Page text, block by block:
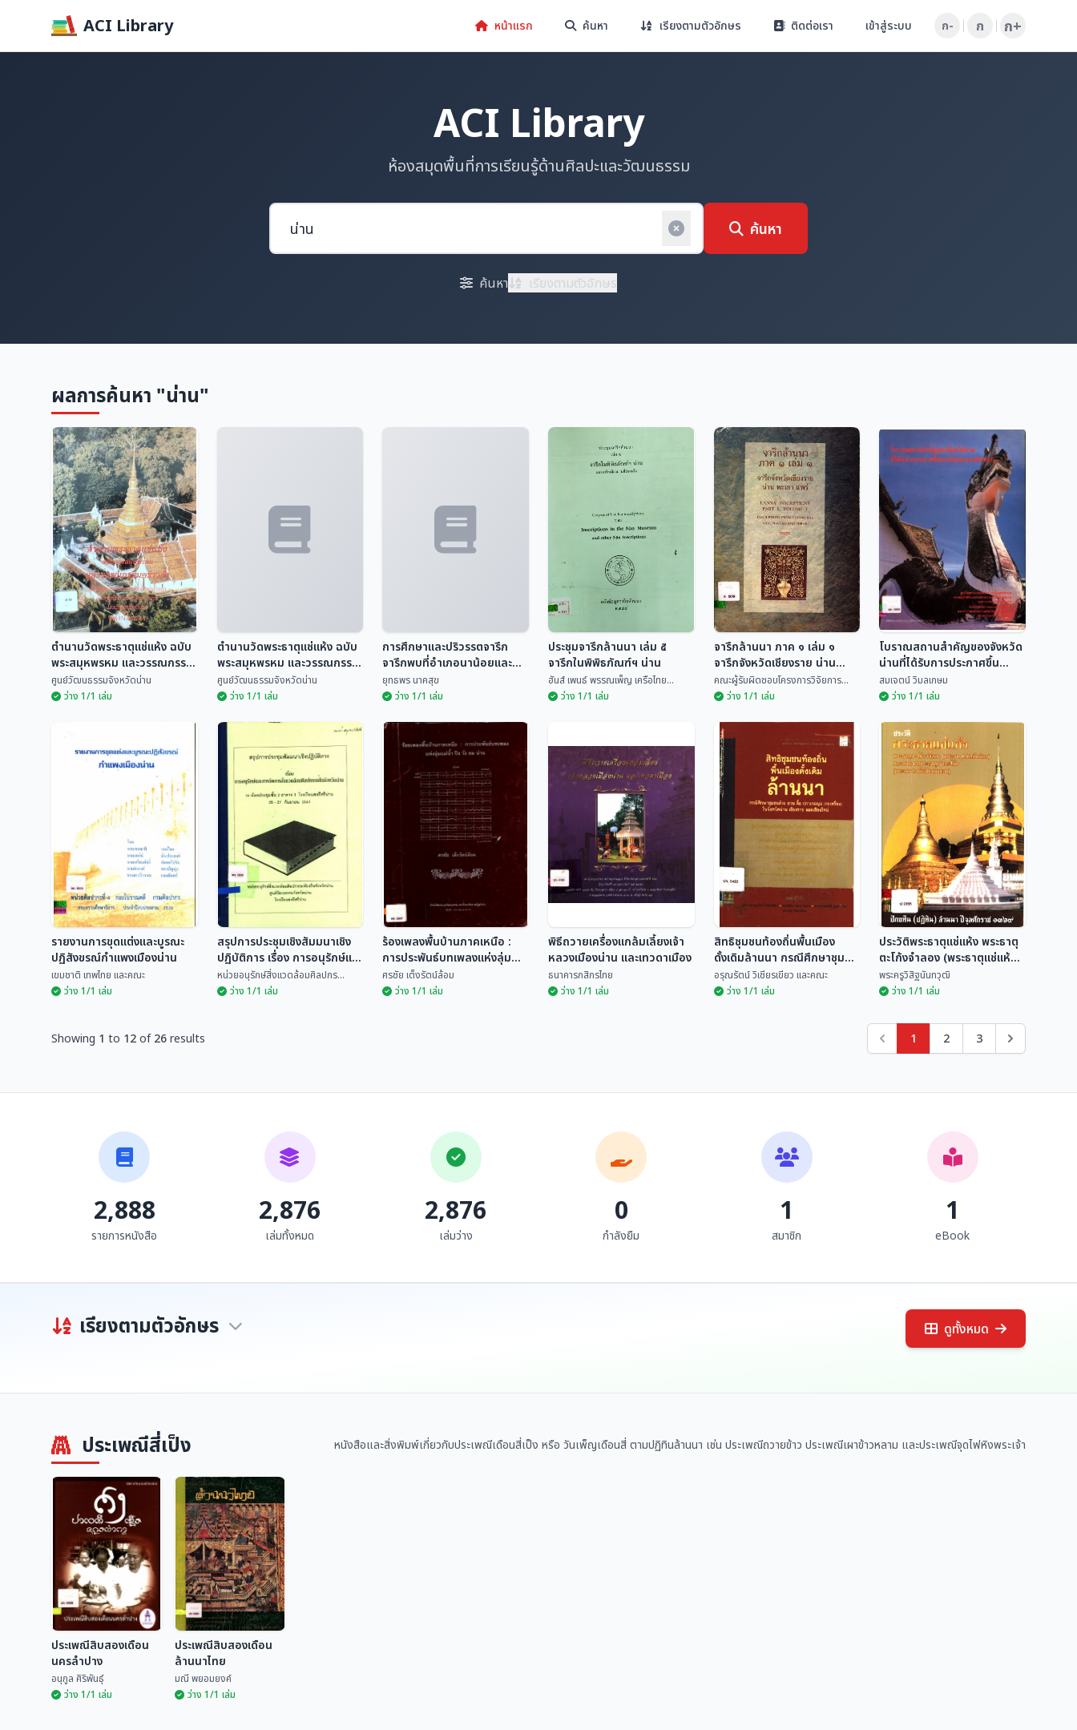
ACI Library หน้าแรก ค้นหา เรียงตามตัวอักษร ติดต่อเรา เข้าสู่ระบบ ก- ก ก+
ACI Library
ห้องสมุดพื้นที่การเรียนรู้ด้านศิลปะและวัฒนธรรม
ค้นหา
ค้นหา เรียงตามตัวอักษร
ผลการค้นหา "น่าน"
ตำนานวัดพระธาตุแช่แห้ง
ฉบับพระสมุหพรหม และ
วรรณกรรมคร่าวฮ่ำ
ศูนย์วัฒนธรรมจังหวัดน่าน
ตำนานวัดพระธาตุแช่แห้ง ฉบับ
พระสมุหพรหม และวรรณกรรม
คร่าวฮ่ำ
ศูนย์วัฒนธรรมจังหวัดน่าน
ว่าง 1/1 เล่ม
ตำนานวัดพระธาตุแช่แห้ง
ฉบับพระสมุหพรหม และ
วรรณกรรมคร่าวฮ่ำ
ศูนย์วัฒนธรรมจังหวัดน่าน
ตำนานวัดพระธาตุแช่แห้ง ฉบับ
พระสมุหพรหม และวรรณกรรม
คร่าวฮ่ำ
ศูนย์วัฒนธรรมจังหวัดน่าน
ว่าง 1/1 เล่ม
การศึกษาและปริวรรต
จารึก จารึกพบที่อำเภอ
นาน้อยและอำเภอนาหมื่น
จังหวัดน่าน
ยุทธพร นาคสุข
การศึกษาและปริวรรตจารึก
จารึกพบที่อำเภอนาน้อยและ
อำเภอนาหมื่น จังหวัดน่าน
ยุทธพร นาคสุข
ว่าง 1/1 เล่ม
ประชุมจารึกล้านนา เล่ม ๕
จารึกในพิพิธภัณฑ์ฯ น่าน
ฮันส์ เพนธ์ พรรณเพ็ญ เครือ
ไทย...
ประชุมจารึกล้านนา เล่ม ๕
จารึกในพิพิธภัณฑ์ฯ น่าน
ฮันส์ เพนธ์ พรรณเพ็ญ เครือไทย...
ว่าง 1/1 เล่ม
จารึกล้านนา ภาค ๑ เล่ม
๑ จารึกจังหวัดเชียงราย
น่าน พะเยา แพร่
คณะผู้รับผิดชอบโครงการวิจัย
การ...
จารึกล้านนา ภาค ๑ เล่ม ๑
จารึกจังหวัดเชียงราย น่าน
พะเยา แพร่
คณะผู้รับผิดชอบโครงการวิจัยการ...
ว่าง 1/1 เล่ม
โบราณสถานสำคัญของ
จังหวัดน่านที่ได้รับการ
ประกาศขึ้นทะเบียนของ
กรมศิลปากร
สมเจตน์ วิมลเกษม
โบราณสถานสำคัญของจังหวัด
น่านที่ได้รับการประกาศขึ้น
ทะเบียนของกรมศิลปากร
สมเจตน์ วิมลเกษม
ว่าง 1/1 เล่ม
บูรณะปฏิสังขรณ์กำแพง
รายงานการขุดแต่งและบูรณะ
ปฏิสังขรณ์กำแพงเมืองน่าน
เขมชาติ เทพไทย และคณะ
ว่าง 1/1 เล่ม
อนุรักษ์และการจัดการสิ่ง
สรุปการประชุมเชิงสัมมนาเชิง
ปฏิบัติการ เรื่อง การอนุรักษ์และ
การจัดการสิ่งแวดล้อม
ศิลปกรรมในจังหวัดน่าน
หน่วยอนุรักษ์สิ่งแวดล้อมศิลปกร...
ว่าง 1/1 เล่ม
เหนือ : การประพันธ์
ร้องเพลงพื้นบ้านภาคเหนือ :
การประพันธ์บทเพลงแห่งลุ่มน้ำ
ปิง วัง ยม น่าน
ศรชัย เต็งรัตน์ล้อม
ว่าง 1/1 เล่ม
เลี้ยงเจ้าหลวงเมืองน่าน
พิธีถวายเครื่องแกล้มเลี้ยงเจ้า
หลวงเมืองน่าน และเทวดาเมือง
ธนาคารกสิกรไทย
ว่าง 1/1 เล่ม
เมืองดั้งเดิมล้านนา กรณี
จังหวัดน่าน เชียงราย และ
เชียงใหม่
สิทธิชุมชนท้องถิ่นพื้นเมือง
ดั้งเดิมล้านนา กรณีศึกษาชุมชน
ลัวะ ยวน ลื้อ ปกาเกอญอ
(กะเหรี่ยง) ในจังหวัดน่าน
อรุณรัตน์ วิเชียรเขียว และคณะ
ว่าง 1/1 เล่ม
ธาตุตะโก้งจำลอง (พระ
(พระมหาเจดีย์ชเวดากอง)
ประวัติพระธาตุแช่แห้ง พระธาตุ
ตะโก้งจำลอง (พระธาตุแช่แห้ง
น้อย) และตำนานพระธาตุเจ้าตะ
โก้ง (พระมหาเจดีย์ชเวดากอง)
พระครูวิสิฐนันทวุฒิ
ว่าง 1/1 เล่ม
Showing 1 to 12 of 26 results 1 2 3
2,888
รายการหนังสือ
2,876
เล่มทั้งหมด
2,876
เล่มว่าง
0
กำลังยืม
1
สมาชิก
1
eBook
เรียงตามตัวอักษร ดูทั้งหมด
ประเพณีสี่เป็ง หนังสือและสิ่งพิมพ์เกี่ยวกับประเพณีเดือนสี่เป็ง หรือ วันเพ็ญเดือนสี่ ตามปฏิทินล้านนา เช่น ประเพณีถวายข้าว ประเพณีเผาข้าวหลาม และประเพณีจุดไฟหิงพระเจ้า
ประเพณีสิบสองเดือน
นครลำปาง
อนุกูล ศิริพันธุ์
ว่าง 1/1 เล่ม
ประเพณีสิบสองเดือน
ล้านนาไทย
มณี พยอมยงค์
ว่าง 1/1 เล่ม